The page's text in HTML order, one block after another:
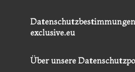
exclusive.eu
Über unsere